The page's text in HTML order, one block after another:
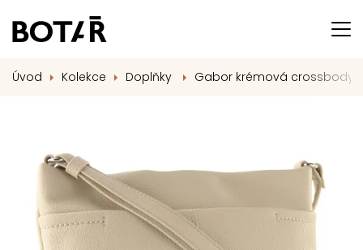
Úvod Kolekce Doplňky Gabor krémová crossbody